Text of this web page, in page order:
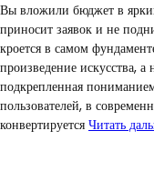
Вы вложили бюджет в
приносит заявок и не
кроется в самом
произведение искусства, а
подкрепленная
пользователей, в
конвертируется Читать